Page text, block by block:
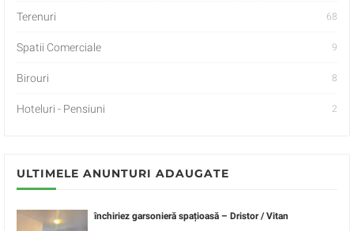
Terenuri 68
Spatii Comerciale 9
Birouri 8
Hoteluri - Pensiuni 2
ULTIMELE ANUNTURI ADAUGATE
închiriez garsonieră spațioasă – Dristor / Vitan